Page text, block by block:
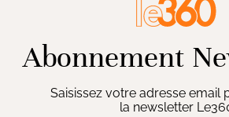
Abonnement
Saisissez votre adresse email
la newsletter